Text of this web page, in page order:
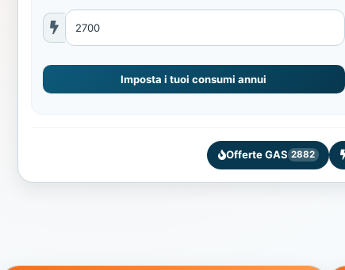
Imposta i tuoi consumi annui
Offerte GAS 2882